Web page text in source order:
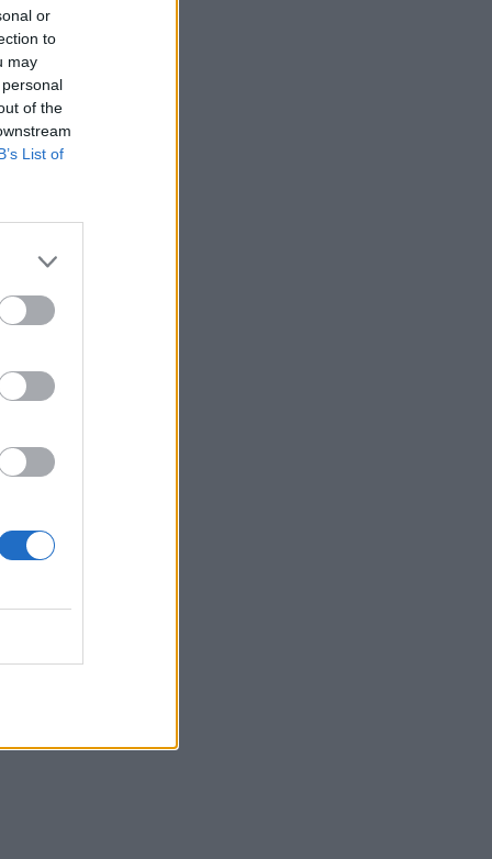
or
to
may
of the
List of